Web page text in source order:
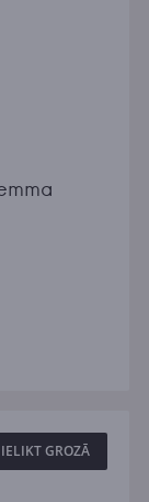
IELIKT GROZĀ